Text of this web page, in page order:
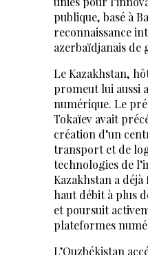
publique, basé à
reconnaissance
azerbaïdjanais de
Le Kazakhstan,
promeut lui aussi
numérique. Le
Tokaïev avait
création d’un
transport et de
technologies de
Kazakhstan a
haut débit à plus
et poursuit
plateformes
L’Ouzbékistan